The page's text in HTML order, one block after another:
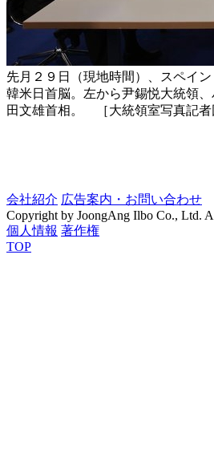
先月２９日（現地時間）、スペイ
韓米日首脳。左から尹錫悦大統領
田文雄首相。 ［大統領室写真記者
会社紹介 広告案内・お問い合わせ
Copyright by JoongAng Ilbo Co., Ltd.
個人情報 著作権
TOP